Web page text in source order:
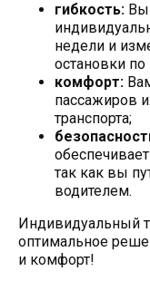
гибкость: Вы
недели и
остановки по
комфорт:
пассажиров
транспорта;
так как вы
водителем.
Индивидуальный
оптимальное
и комфорт!